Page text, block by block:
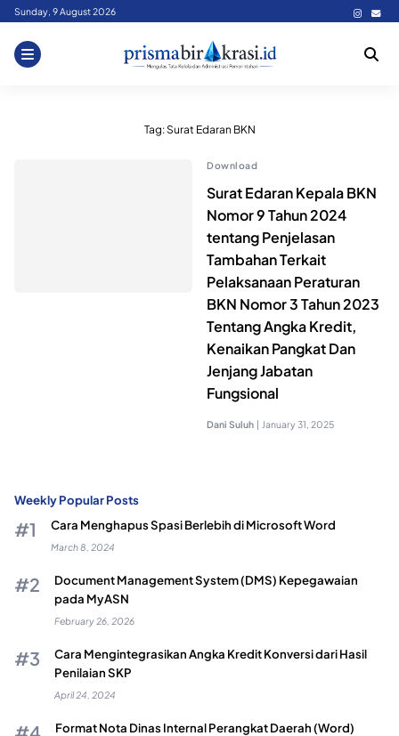
Skip
content
Sunday, 9 August 2026
Tag:Surat Edaran BKN
Download
Surat Edaran Kepala BKN
Nomor 9 Tahun 2024
tentang Penjelasan
Tambahan Terkait
Pelaksanaan Peraturan
BKN Nomor 3 Tahun 2023
Tentang Angka Kredit,
Kenaikan Pangkat Dan
Jenjang Jabatan
Fungsional
Dani Suluh | January 31, 2025
Weekly Popular Posts
Cara Menghapus Spasi Berlebih di Microsoft Word
March 8, 2024
Document Management System (DMS) Kepegawaian
pada MyASN
February 26, 2026
Cara Mengintegrasikan Angka Kredit Konversi dari Hasil
Penilaian SKP
April 24, 2024
Format Nota Dinas Internal Perangkat Daerah (Word)